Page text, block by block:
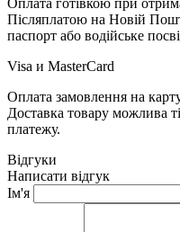
Післяплатою на Новій
паспорт або водійське
Visa и MasterCard
Оплата замовлення на
Доставка товару можлива
платежу.
Відгуки
Написати відгук
Ім'я